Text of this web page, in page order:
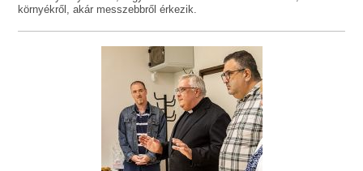
környékről, akár messzebbről érkezik.